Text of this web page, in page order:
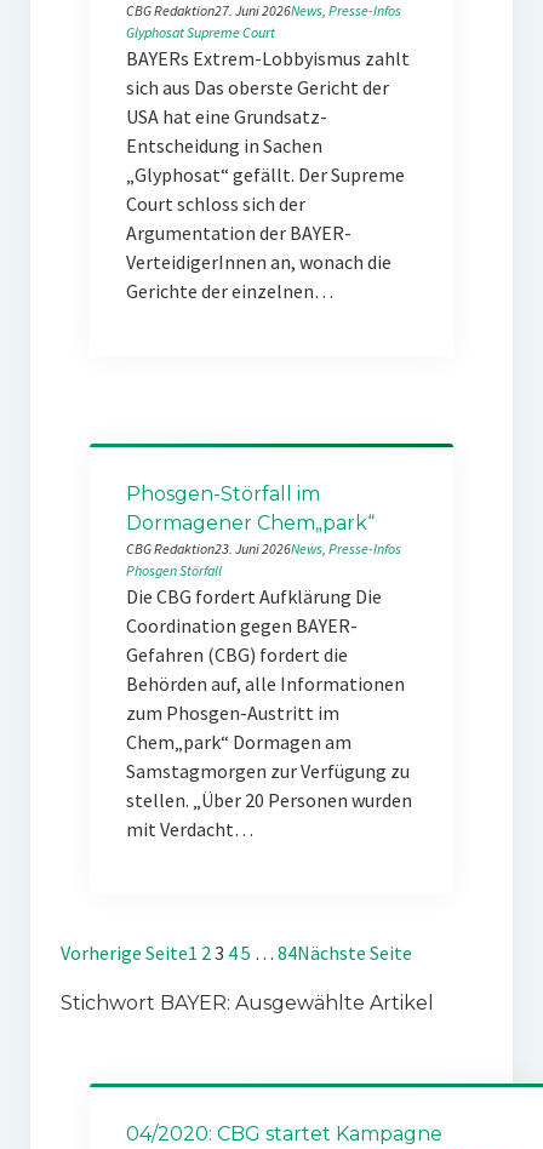
CBG Redaktion27. Juni 2026News, Presse-Infos
GlyphosatSupreme Court
BAYERs Extrem-Lobbyismus zahlt
sich aus Das oberste Gericht der
USA hat eine Grundsatz-
Entscheidung in Sachen
„Glyphosat“ gefällt. Der Supreme
Court schloss sich der
Argumentation der BAYER-
VerteidigerInnen an, wonach die
Gerichte der einzelnen…
Phosgen-Störfall im
Dormagener Chem„park“
CBG Redaktion23. Juni 2026News, Presse-Infos
PhosgenStörfall
Die CBG fordert Aufklärung Die
Coordination gegen BAYER-
Gefahren (CBG) fordert die
Behörden auf, alle Informationen
zum Phosgen-Austritt im
Chem„park“ Dormagen am
Samstagmorgen zur Verfügung zu
stellen. „Über 20 Personen wurden
mit Verdacht…
Vorherige Seite1 23 45 … 84Nächste Seite
Stichwort BAYER: Ausgewählte Artikel
04/2020: CBG startet Kampagne